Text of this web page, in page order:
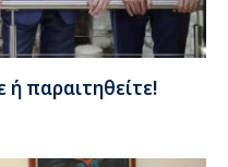
ή παραιτηθείτε!